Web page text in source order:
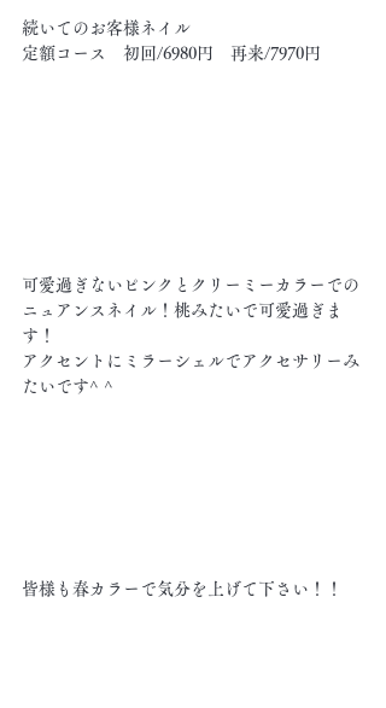
続いてのお客様ネイル
定額コース　初回/6980円　再来/7970円
可愛過ぎないピンクとクリーミーカラーでの
ニュアンスネイル！桃みたいで可愛過ぎま
す！
アクセントにミラーシェルでアクセサリーみ
たいです^ ^
皆様も春カラーで気分を上げて下さい！！